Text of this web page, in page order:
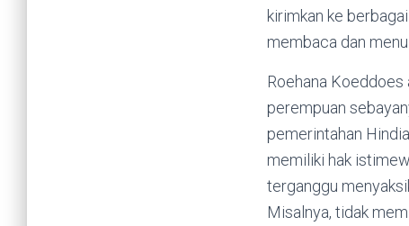
kirimkan ke
membaca dan
Roehana
perempuan
pemerintahan
memiliki hak
terganggu
Misalnya, tidak